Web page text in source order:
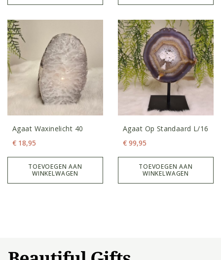
Agaat Waxinelicht 40
€ 18,95
TOEVOEGEN AAN
WINKELWAGEN
Agaat Op Standaard L/16
€ 99,95
TOEVOEGEN AAN
WINKELWAGEN